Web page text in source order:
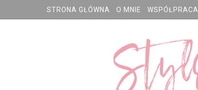
STRONA GŁÓWNA O MNIE WSPÓŁPRACA